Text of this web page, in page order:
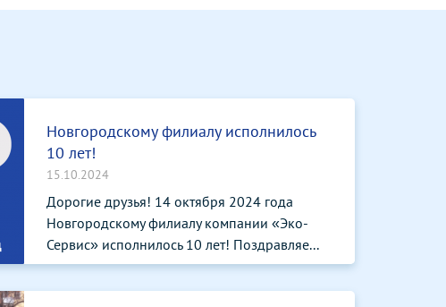
Новгородскому филиалу исполнилось
10 лет!
15.10.2024
Дорогие друзья! 14 октября 2024 года
Новгородскому филиалу компании «Эко-
Сервис» исполнилось 10 лет! Поздравляе...